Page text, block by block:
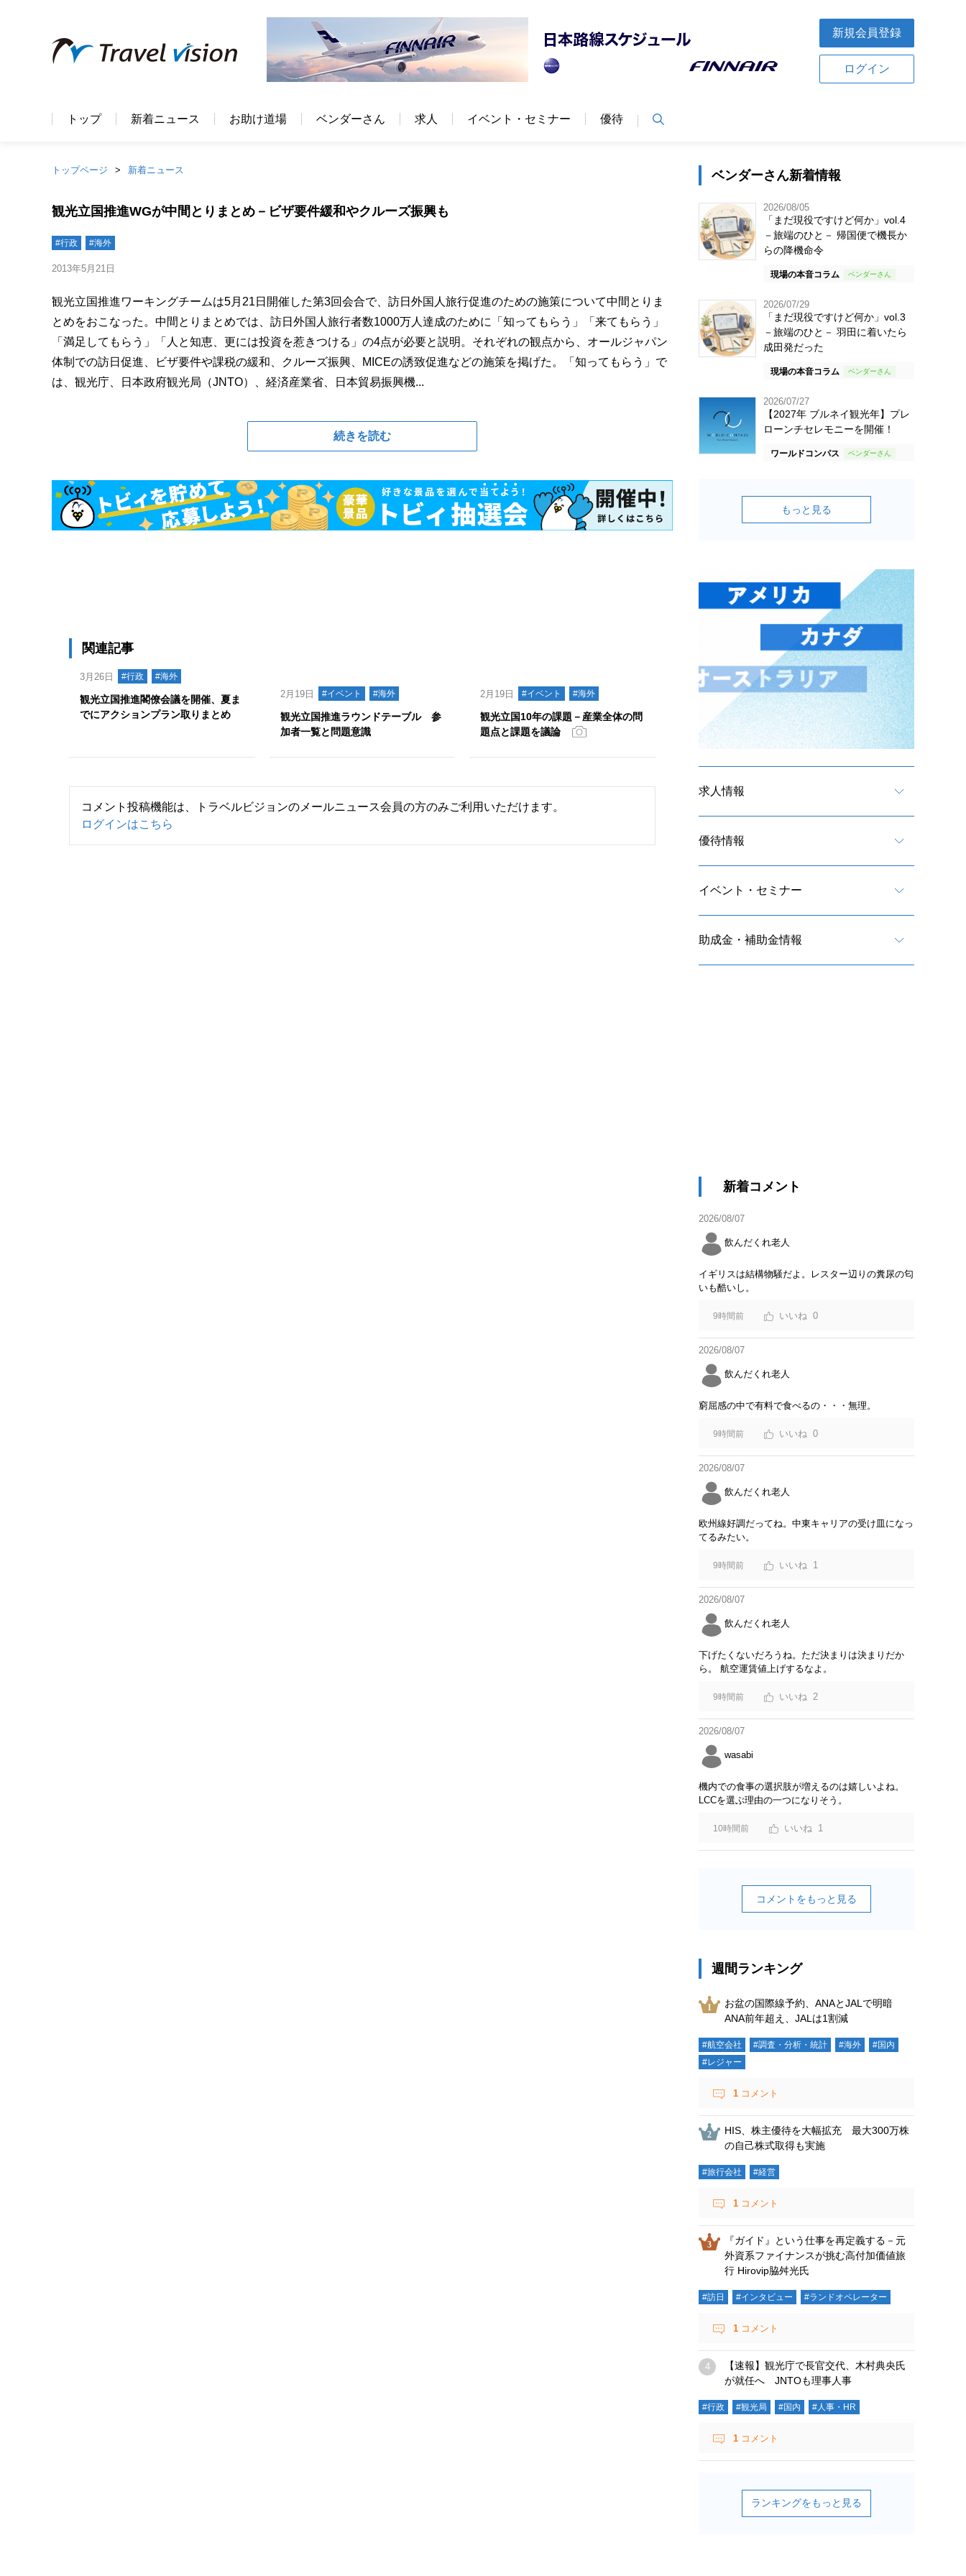
新規会員登録
ログイン
トップ 新着ニュース お助け道場 ベンダーさん 求人 イベント・セミナー 優待
トップページ 新着ニュース
観光立国推進WGが中間とりまとめ－ビザ要件緩和やクルーズ振興も
#行政 #海外
2013年5月21日
観光立国推進ワーキングチームは5月21日開催した第3回会合で、訪日外国人旅行促進のための施策について中間とりま
とめをおこなった。中間とりまとめでは、訪日外国人旅行者数1000万人達成のために「知ってもらう」「来てもらう」
「満足してもらう」「人と知恵、更には投資を惹きつける」の4点が必要と説明。それぞれの観点から、オールジャパン
体制での訪日促進、ビザ要件や課税の緩和、クルーズ振興、MICEの誘致促進などの施策を掲げた。「知ってもらう」で
は、観光庁、日本政府観光局（JNTO）、経済産業省、日本貿易振興機...
続きを読む
関連記事
3月26日 #行政 #海外
観光立国推進閣僚会議を開催、夏ま
でにアクションプラン取りまとめ
2月19日 #イベント #海外
観光立国推進ラウンドテーブル 参
加者一覧と問題意識
2月19日 #イベント #海外
観光立国10年の課題－産業全体の問
題点と課題を議論
コメント投稿機能は、トラベルビジョンのメールニュース会員の方のみご利用いただけます。
ログインはこちら
ベンダーさん新着情報
2026/08/05
「まだ現役ですけど何か」vol.4
－旅端のひと－ 帰国便で機長か
らの降機命令
現場の本音コラム
2026/07/29
「まだ現役ですけど何か」vol.3
－旅端のひと－ 羽田に着いたら
成田発だった
現場の本音コラム
2026/07/27
【2027年 ブルネイ観光年】プレ
ローンチセレモニーを開催！
ワールドコンパス
もっと見る
求人情報
優待情報
イベント・セミナー
助成金・補助金情報
新着コメント
2026/08/07
飲んだくれ老人
イギリスは結構物騒だよ。レスター辺りの糞尿の匂
いも酷いし。
9時間前 0
2026/08/07
飲んだくれ老人
窮屈感の中で有料で食べるの・・・無理。
9時間前 0
2026/08/07
飲んだくれ老人
欧州線好調だってね。中東キャリアの受け皿になっ
てるみたい。
9時間前 1
2026/08/07
飲んだくれ老人
下げたくないだろうね。ただ決まりは決まりだか
ら。 航空運賃値上げするなよ。
9時間前 2
2026/08/07
wasabi
機内での食事の選択肢が増えるのは嬉しいよね。
LCCを選ぶ理由の一つになりそう。
10時間前 1
コメントをもっと見る
週間ランキング
お盆の国際線予約、ANAとJALで明暗
ANA前年超え、JALは1割減
#航空会社 #調査・分析・統計 #海外
#国内
#レジャー
1 コメント
HIS、株主優待を大幅拡充 最大300万株
の自己株式取得も実施
#旅行会社 #経営
1 コメント
『ガイド』という仕事を再定義する－元
外資系ファイナンスが挑む高付加価値旅
行 Hirovip脇舛光氏
#訪日 #インタビュー #ランドオペレーター
1 コメント
【速報】観光庁で長官交代、木村典央氏
が就任へ JNTOも理事人事
#行政 #観光局 #国内 #人事・HR
1 コメント